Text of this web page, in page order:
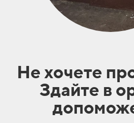
Не хочете
Здайте в